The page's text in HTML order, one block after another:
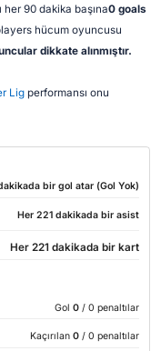
her 90 dakika başına0 goals
hücum oyuncusu
dikkate alınmıştır.
Ligperformansı onu
bir gol atar (Gol Yok)
Her 221 dakikada bir asist
Her 221 dakikada bir kart
Gol 0 / 0 penaltılar
Kaçırılan 0 / 0 penaltılar